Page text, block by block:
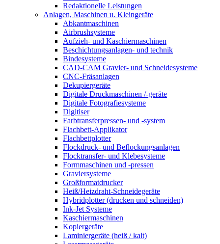
Redaktionelle Leistungen
Anlagen, Maschinen u. Kleingeräte
Abkantmaschinen
Airbrushsysteme
Aufzieh- und Kaschiermaschinen
Beschichtungsanlagen- und technik
Bindesysteme
CAD-CAM Gravier- und Schneidesysteme
CNC-Fräsanlagen
Dekupiergeräte
Digitale Druckmaschinen /-geräte
Digitale Fotografiesysteme
Digitiser
Farbtransferpressen- und -system
Flachbett-Applikator
Flachbettplotter
Flockdruck- und Beflockungsanlagen
Flocktransfer- und Klebesysteme
Formmaschinen und -pressen
Graviersysteme
Großformatdrucker
Heiß/Heizdraht-Schneidegeräte
Hybridplotter (drucken und schneiden)
Ink-Jet Systeme
Kaschiermaschinen
Kopiergeräte
Laminiergeräte (heiß / kalt)